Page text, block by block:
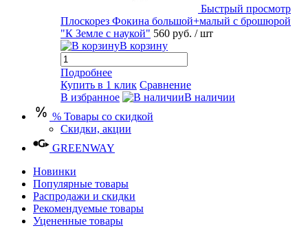
Быстрый просмотр
Плоскорез Фокина большой+малый с брошюрой
"К Земле с наукой" 560 руб. / шт
В корзину
Подробнее
Купить в 1 клик Сравнение
В избранное
В наличии
% Товары со скидкой
Скидки, акции
GREENWAY
Новинки
Популярные товары
Распродажи и скидки
Рекомендуемые товары
Уцененные товары